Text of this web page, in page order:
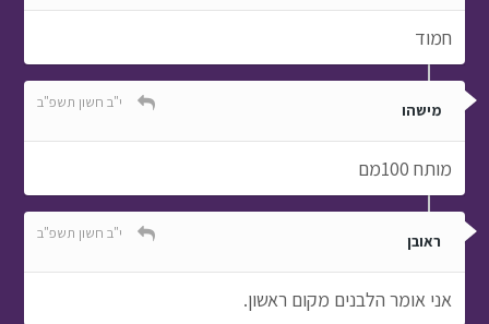
חמוד
מישהו י"ב חשון תשפ"ב
מותח 100מם
ראובן י"ב חשון תשפ"ב
אני אומר הלבנים מקום ראשון.